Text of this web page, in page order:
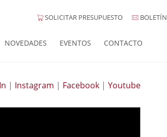
SOLICITAR PRESUPUESTO BOLETÍN
NOVEDADES EVENTOS CONTACTO
| Instagram | Facebook | Youtube